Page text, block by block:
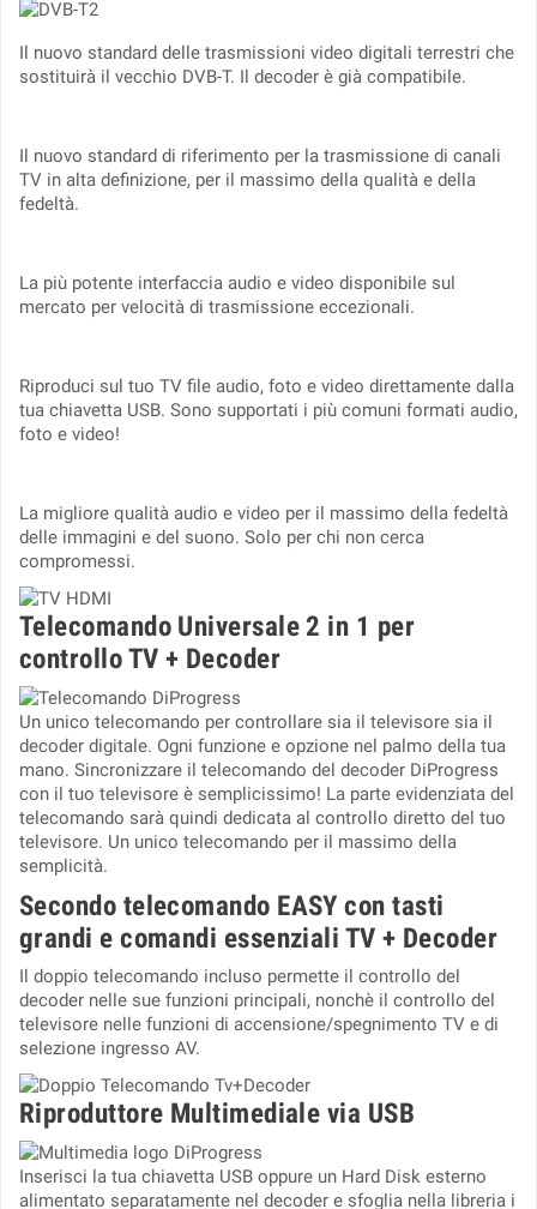
Il nuovo standard delle trasmissioni video digitali terrestri che
sostituirà il vecchio DVB-T. Il decoder è già compatibile.
Il nuovo standard di riferimento per la trasmissione di canali
TV in alta definizione, per il massimo della qualità e della
fedeltà.
La più potente interfaccia audio e video disponibile sul
mercato per velocità di trasmissione eccezionali.
Riproduci sul tuo TV file audio, foto e video direttamente dalla
tua chiavetta USB. Sono supportati i più comuni formati audio,
foto e video!
La migliore qualità audio e video per il massimo della fedeltà
delle immagini e del suono. Solo per chi non cerca
compromessi.
Telecomando Universale 2 in 1 per
controllo TV + Decoder
Un unico telecomando per controllare sia il televisore sia il
decoder digitale. Ogni funzione e opzione nel palmo della tua
mano. Sincronizzare il telecomando del decoder DiProgress
con il tuo televisore è semplicissimo! La parte evidenziata del
telecomando sarà quindi dedicata al controllo diretto del tuo
televisore. Un unico telecomando per il massimo della
semplicità.
Secondo telecomando EASY con tasti
grandi e comandi essenziali TV + Decoder
Il doppio telecomando incluso permette il controllo del
decoder nelle sue funzioni principali, nonchè il controllo del
televisore nelle funzioni di accensione/spegnimento TV e di
selezione ingresso AV.
Riproduttore Multimediale via USB
Inserisci la tua chiavetta USB oppure un Hard Disk esterno
alimentato separatamente nel decoder e sfoglia nella libreria i